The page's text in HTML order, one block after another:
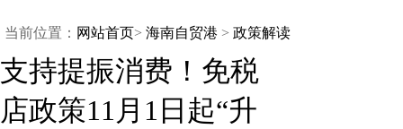
当前位置： 网站首页> 海南自贸港 > 政策解读
支持提振消费！免税
店政策11月1日起“升